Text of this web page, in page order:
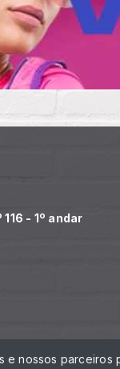
- 1º andar
nossos